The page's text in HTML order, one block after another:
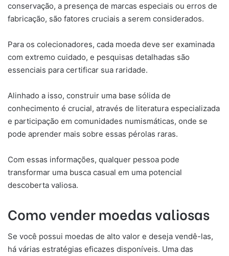
conservação, a presença de marcas especiais ou erros de
fabricação, são fatores cruciais a serem considerados.
Para os colecionadores, cada moeda deve ser examinada
com extremo cuidado, e pesquisas detalhadas são
essenciais para certificar sua raridade.
Alinhado a isso, construir uma base sólida de
conhecimento é crucial, através de literatura especializada
e participação em comunidades numismáticas, onde se
pode aprender mais sobre essas pérolas raras.
Com essas informações, qualquer pessoa pode
transformar uma busca casual em uma potencial
descoberta valiosa.
Como vender moedas valiosas
Se você possui moedas de alto valor e deseja vendê-las,
há várias estratégias eficazes disponíveis. Uma das